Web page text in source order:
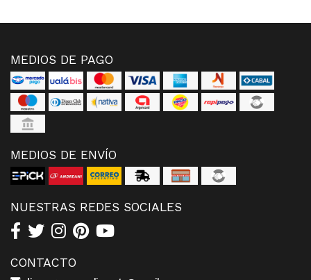
MEDIOS DE PAGO
MEDIOS DE ENVÍO
NUESTRAS REDES SOCIALES
CONTACTO